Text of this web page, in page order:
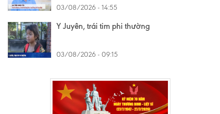
03/08/2026 - 14:55
Y Juyên, trái tim phi thường
03/08/2026 - 09:15